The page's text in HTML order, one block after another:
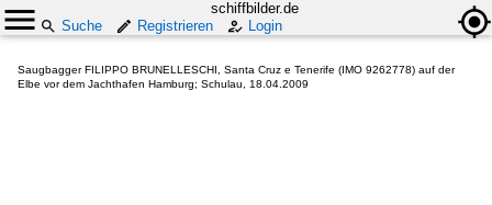
schiffbilder.de
Suche
Registrieren Login
Saugbagger FILIPPO BRUNELLESCHI, Santa Cruz e Tenerife (IMO 9262778) auf der
Elbe vor dem Jachthafen Hamburg; Schulau, 18.04.2009